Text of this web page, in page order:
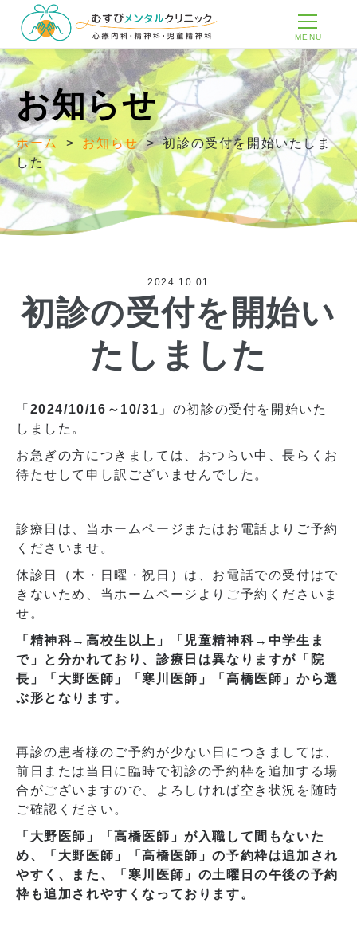
MENU
お知らせ
ホーム > お知らせ > 初診の受付を開始いたしま
した
2024.10.01
初診の受付を開始い
たしました
「 2024/10/16～10/31 」の初診の受付を開始いた
しました。
お急ぎの方につきましては、おつらい中、長らくお
待たせして申し訳ございませんでした。
診療日は、当ホームページまたはお電話よりご予約
くださいませ。
休診日（木・日曜・祝日）は、お電話での受付はで
きないため、当ホームページよりご予約くださいま
せ。
「精神科→高校生以上」「児童精神科→中学生ま
で」と分かれており、診療日は異なりますが「院
長」「大野医師」「寒川医師」「高橋医師」から選
ぶ形となります。
再診の患者様のご予約が少ない日につきましては、
前日または当日に臨時で初診の予約枠を追加する場
合がございますので、よろしければ空き状況を随時
ご確認ください。
「大野医師」「高橋医師」が入職して間もないた
め、「大野医師」「高橋医師」の予約枠は追加され
やすく、また、「寒川医師」の土曜日の午後の予約
枠も追加されやすくなっております。